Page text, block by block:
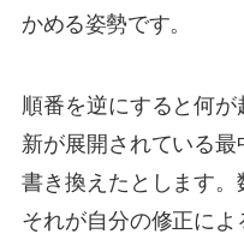
かめる姿勢です。
順番を逆にすると何
新が展開されている
書き換えたとします。
それが自分の修正に